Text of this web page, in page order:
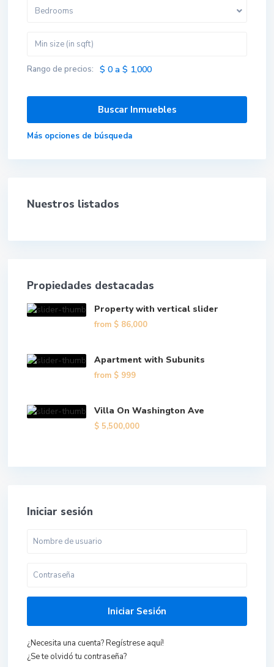
Bedrooms
Rango de precios: $ 0 a $ 1,000
Más opciones de búsqueda
Nuestros listados
Propiedades destacadas
Property with vertical slider
from $ 86,000
Apartment with Subunits
from $ 999
Villa On Washington Ave
$ 5,500,000
Iniciar sesión
Iniciar Sesión
¿Necesita una cuenta? Regístrese aquí!
¿Se te olvidó tu contraseña?